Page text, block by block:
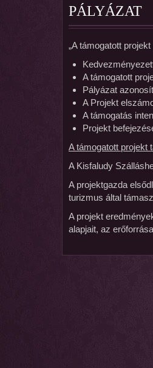
PÁLYÁZAT
„A támogatott
A támogatott
Pályázat
A Projekt
A támogatás
Projekt
A támogatott projekt
A Kisfaludy
A projektgazda
turizmus által
A projekt
alapjait, az